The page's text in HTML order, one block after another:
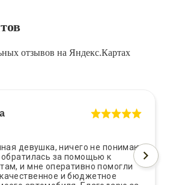
отзывов на Яндекс.Картах
девушка, ничего не понимаю
за помощью к
и мне оперативно помогли
и бюджетное